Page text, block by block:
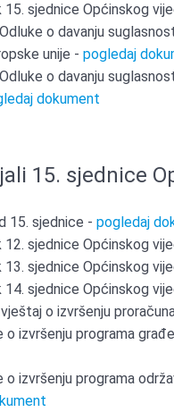
15. sjednice Općinskog
o davanju
unije -pogledaj
o davanju
dokument
15. sjednice
15. sjednice -pogledaj
12. sjednice Općinskog
13. sjednice Općinskog
14. sjednice Općinskog
o izvršenju
o izvršenju programa
o izvršenju programa